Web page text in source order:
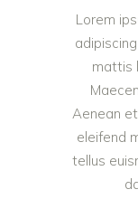
Lorem
mattis
Aenean
eleifend
tellus